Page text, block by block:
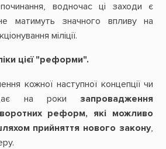
водночас ці заходи є
матимуть значного впливу на
міліції.
цієї "реформи".
кожної наступної концепції чи
на рокизапровадження
реформ, які можливо
прийняття нового закону,